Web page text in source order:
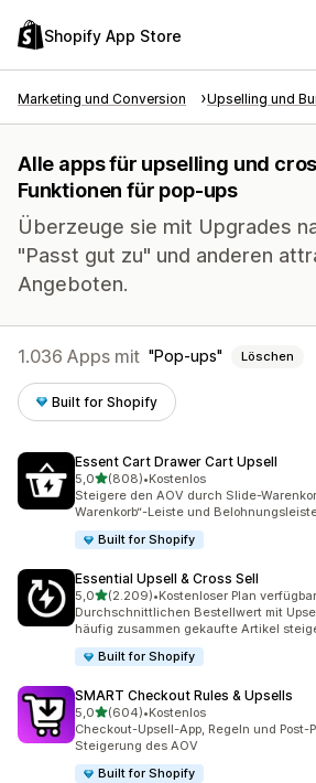
Shopify App Store
Marketing und Conversion Upselling und
Alle apps für upselling und
Funktionen für pop-ups
Überzeuge sie mit Upgrades
"Passt gut zu" und anderen
Angeboten.
1.036 Apps mit Pop-ups Löschen
Built for Shopify
Essent Cart Drawer Cart Upsell
5,0von 5 Sternen
(808)
808 Rezensionen insgesamt
•Kostenlos
Steigere den AOV durch Slide-
Warenkorb“-Leiste und
Built for Shopify
Essential Upsell & Cross Sell
5,0von 5 Sternen
(2.209)
2209 Rezensionen insgesamt
•Kostenloser Plan verfügbar
Durchschnittlichen Bestellwert mit
häufig zusammen gekaufte Artikel
Built for Shopify
SMART Checkout Rules & Upsells
5,0von 5 Sternen
(604)
604 Rezensionen insgesamt
•Kostenlos
Checkout-Upsell-App, Regeln und Post-
Steigerung des AOV
Built for Shopify